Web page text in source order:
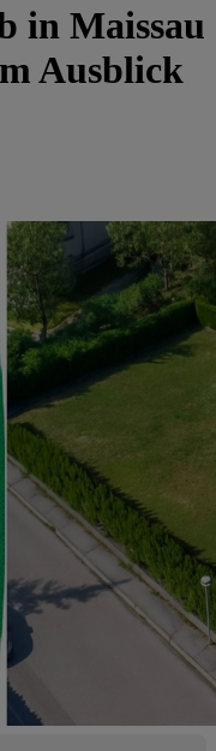
in Maissau
Ausblick